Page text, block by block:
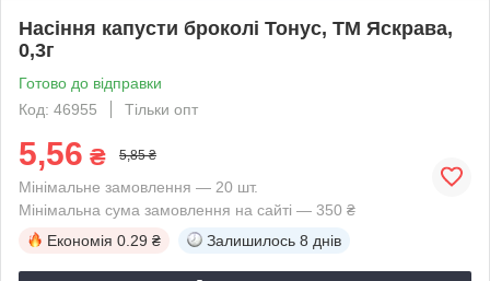
Насіння капусти броколі Тонус, ТМ Яскрава,
0,3г
Готово до відправки
Код: 46955
Тільки опт
5,56 ₴ 5,85 ₴
Мінімальне замовлення — 20 шт.
Мінімальна сума замовлення на сайті — 350 ₴
Економія 0.29 ₴ Залишилось 8 днів